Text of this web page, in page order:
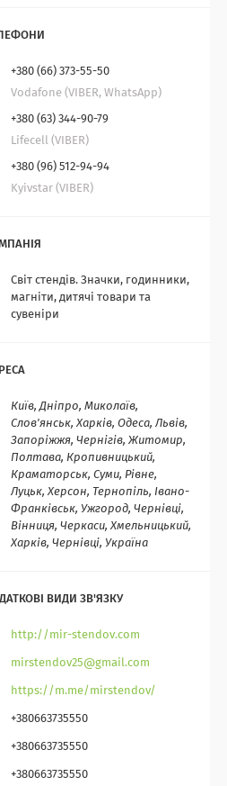
+380 (66) 373-55-50
Vodafone (VIBER, WhatsApp)
+380 (63) 344-90-79
Lifecell (VIBER)
+380 (96) 512-94-94
Kyivstar (VIBER)
Світ стендів. Значки, годинники,
магніти, дитячі товари та
сувеніри
Київ, Дніпро, Миколаїв,
Слов'янськ, Харків, Одеса, Львів,
Запоріжжя, Чернігів, Житомир,
Полтава, Кропивницький,
Краматорськ, Суми, Рівне,
Луцьк, Херсон, Тернопіль, Івано-
Франківськ, Ужгород, Чернівці,
Вінниця, Черкаси, Хмельницький,
Харків, Чернівці, Україна
http://mir-stendov.com
mirstendov25@gmail.com
https://m.me/mirstendov/
+380663735550
+380663735550
+380663735550